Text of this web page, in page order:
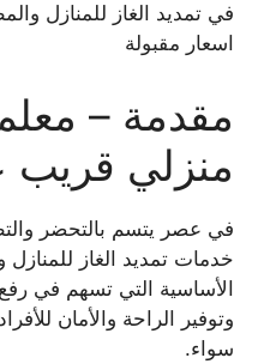
في تمديد الغاز للمنازل
اسعار مقبولة
مقدمة –
منزلي
في عصر يتسم بالتحضر
خدمات تمديد الغاز
الأساسية التي تسهم في
وتوفير الراحة والأمان
سواء.